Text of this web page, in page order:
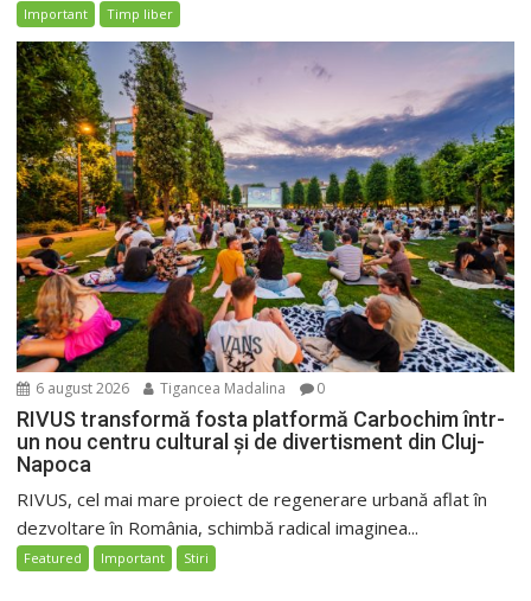
Important Timp liber
6 august 2026 Tigancea Madalina 0
RIVUS transformă fosta platformă Carbochim într-
un nou centru cultural și de divertisment din Cluj-
Napoca
RIVUS, cel mai mare proiect de regenerare urbană aflat în
dezvoltare în România, schimbă radical imaginea...
Featured Important Stiri